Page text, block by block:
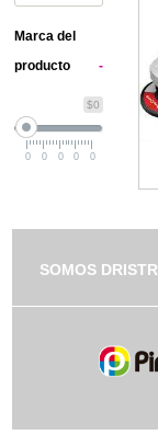
Marca del
producto
-
$0
0 0 0 0 0
SOMOS